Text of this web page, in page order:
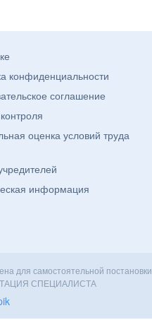
конфиденциальности
соглашение
оценка условий труда
информация
самостоятельной постановки
СПЕЦИАЛИСТА